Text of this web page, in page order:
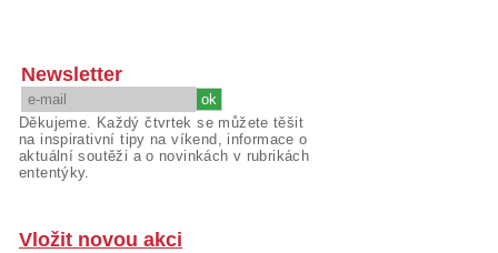
Newsletter
Děkujeme. Každý čtvrtek se můžete těšit
na inspirativní tipy na víkend, informace o
aktuální soutěži a o novinkách v rubrikách
ententýky.
Vložit novou akci